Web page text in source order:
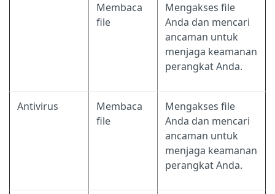
Membaca
file
Mengakses file
Anda dan mencari
ancaman untuk
menjaga keamanan
perangkat Anda.
Antivirus
Membaca
file
Mengakses file
Anda dan mencari
ancaman untuk
menjaga keamanan
perangkat Anda.